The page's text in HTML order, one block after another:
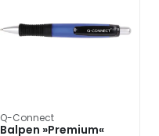
Q-Connect
Balpen »Premium«